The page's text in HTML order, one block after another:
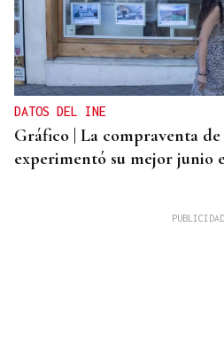
DATOS DEL INE
Gráfico | La compraventa de
experimentó su mejor junio